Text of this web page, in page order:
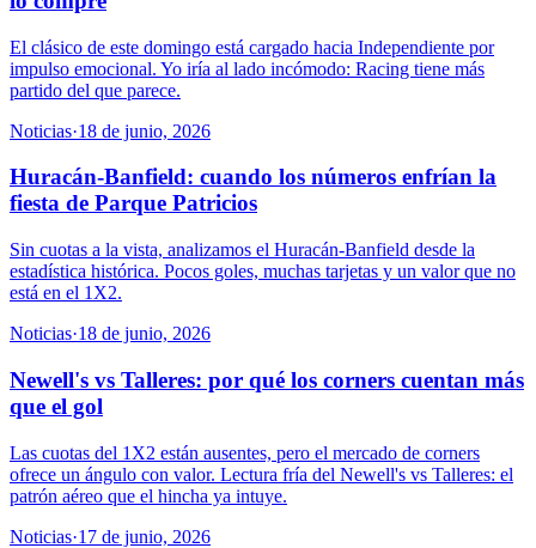
El clásico de este domingo está cargado hacia Independiente por
impulso emocional. Yo iría al lado incómodo: Racing tiene más
partido del que parece.
Noticias·18 de junio, 2026
Huracán-Banfield: cuando los números enfrían la
fiesta de Parque Patricios
Sin cuotas a la vista, analizamos el Huracán-Banfield desde la
estadística histórica. Pocos goles, muchas tarjetas y un valor que no
está en el 1X2.
Noticias·18 de junio, 2026
Newell's vs Talleres: por qué los corners cuentan más
que el gol
Las cuotas del 1X2 están ausentes, pero el mercado de corners
ofrece un ángulo con valor. Lectura fría del Newell's vs Talleres: el
patrón aéreo que el hincha ya intuye.
Noticias·17 de junio, 2026